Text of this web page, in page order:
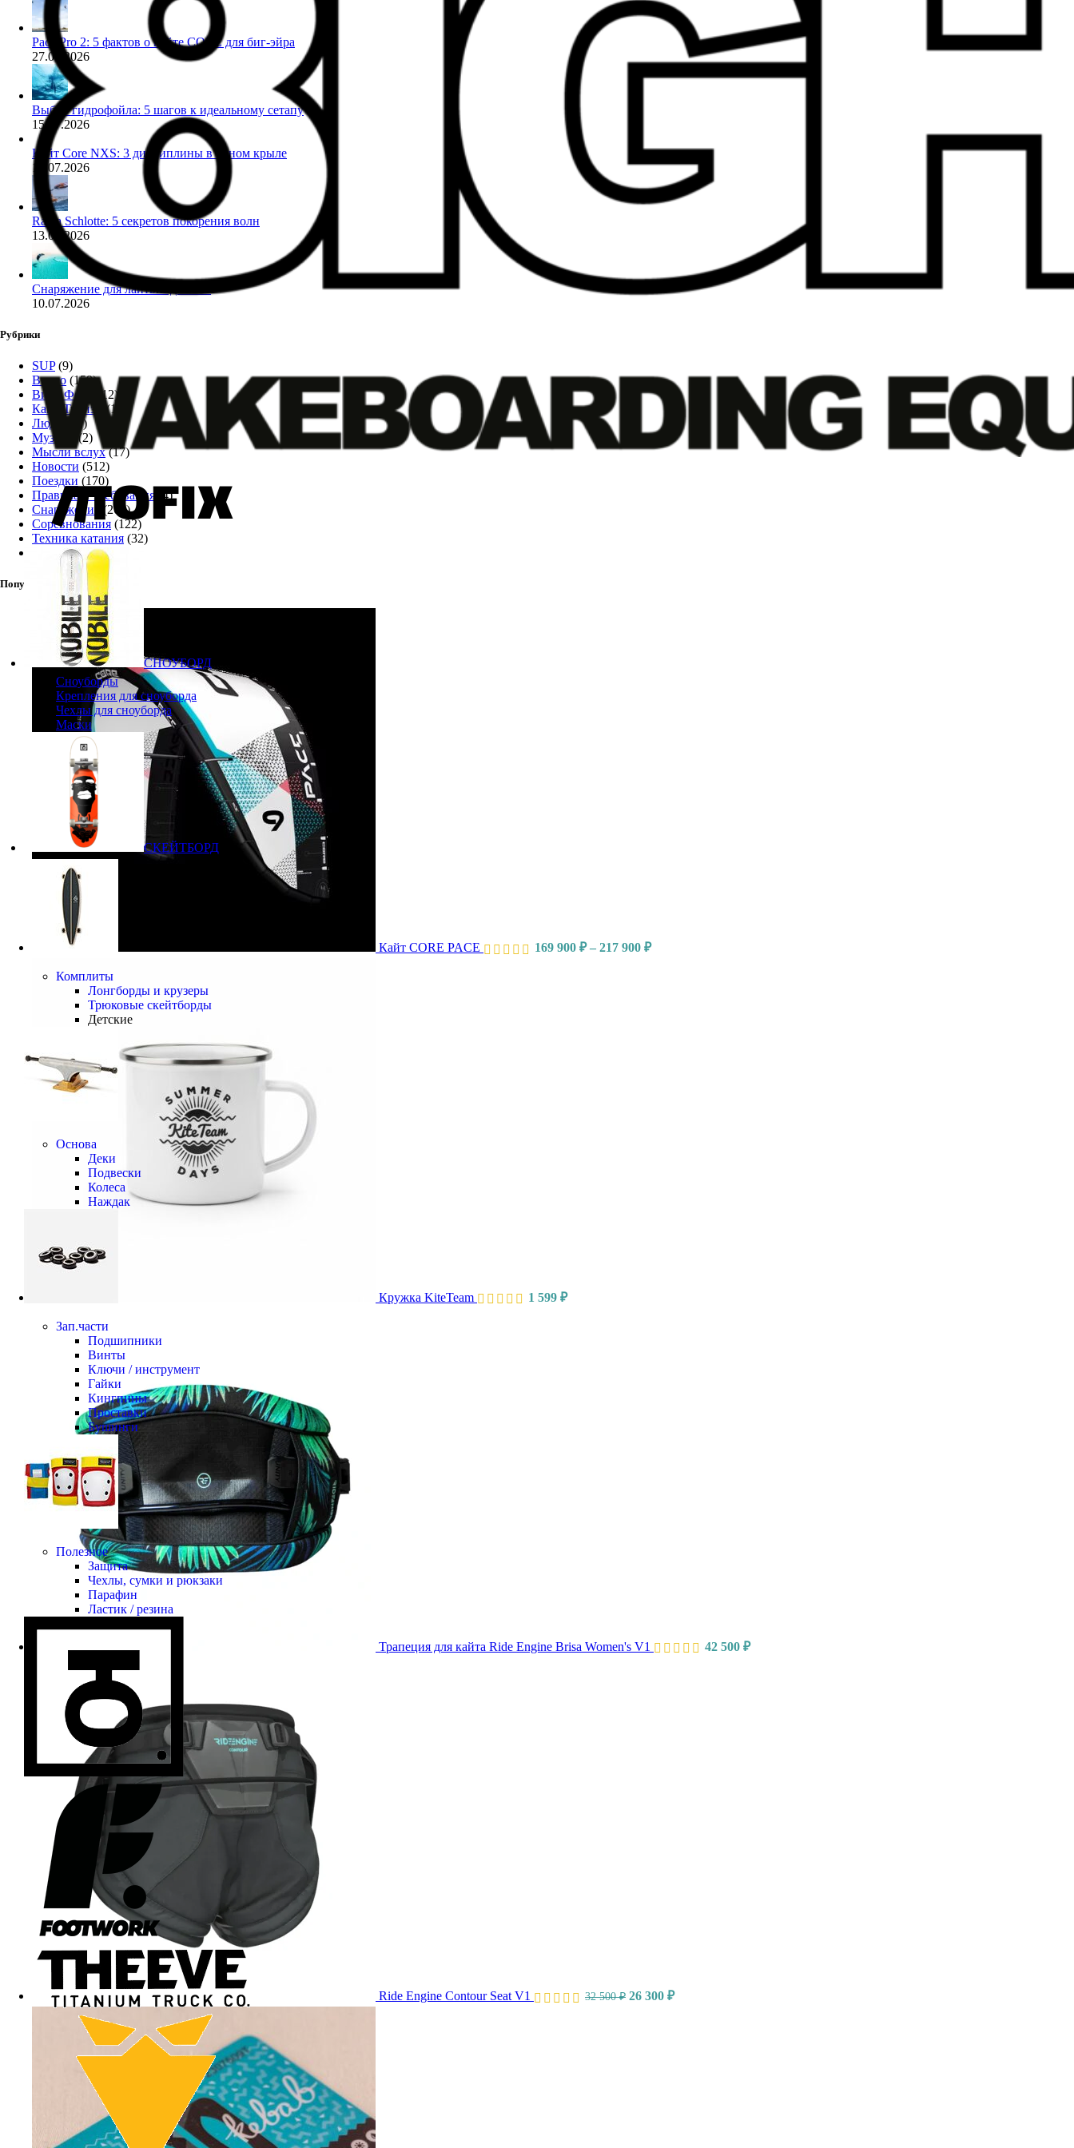
СНОУБОРД
Сноуборды
Крепления для сноуборда
Чехлы для сноуборда
Маски
СКЕЙТБОРД
Комплиты
Лонгборды и крузеры
Трюковые скейтборды
Детские
Основа
Деки
Подвески
Колеса
Наждак
Зап.части
Подшипники
Винты
Ключи / инструмент
Гайки
Кингпины
Проставки
Бушинги
Полезное
Защита
Чехлы, сумки и рюкзаки
Парафин
Ластик / резина
Pace Pro 2: 5 фактов о кайте CORE для биг-эйра
27.07.2026
Выбор гидрофойла: 5 шагов к идеальному сетапу
15.07.2026
Кайт Core NXS: 3 дисциплины в одном крыле
14.07.2026
Ranja Schlotte: 5 секретов покорения волн
13.07.2026
Снаряжение для лайтвинда 2026
10.07.2026
Рубрики
SUP(9)
Видео (159)
Винг Фоил
(12)
Кайт-Туризм
(12)
Люди
(51)
Музыка
(2)
Мысли вслух(17)
Новости (512)
Поездки (170)
Правила и требования
(4)
Снаряжение
(261)
Соревнования (122)
Техника катания (32)
(133)
Популярные товары
Кайт CORE PACE 169 900 ₽ – 217 900 ₽
Кружка KiteTeam 1 599 ₽
Трапеция для кайта Ride Engine Brisa Women's V1 42 500 ₽
Ride Engine Contour Seat V1 32 500₽ 26 300 ₽